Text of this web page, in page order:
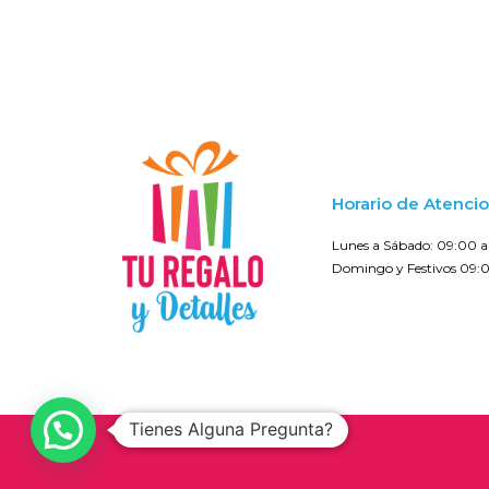
Horario de
Lunes a Sábado: 09:00
Domingo y Festivos
Tienes Alguna Pregunta?